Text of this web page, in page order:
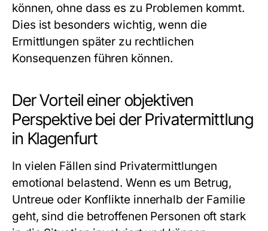
können, ohne dass es zu Problemen kommt.
Dies ist besonders wichtig, wenn die
Ermittlungen später zu rechtlichen
Konsequenzen führen können.
Der Vorteil einer objektiven
Perspektive bei der Privatermittlung
in Klagenfurt
In vielen Fällen sind Privatermittlungen
emotional belastend. Wenn es um Betrug,
Untreue oder Konflikte innerhalb der Familie
geht, sind die betroffenen Personen oft stark